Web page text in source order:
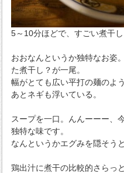
5～10分ほどで、すごい煮干
おおなんというか独特なお姿
た煮干し？が一尾。
幅がとても広い平打の麺のよ
あとネギも浮いている。
スープを一口。んんーーー、
独特な味です。
なんというかエグみを隠そう
鶏出汁に煮干の比較的さらっ